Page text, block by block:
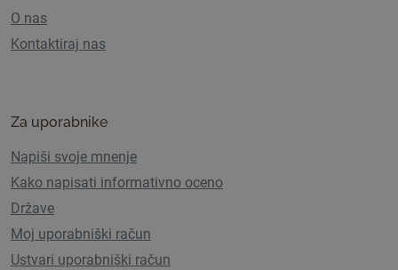
O nas
Kontaktiraj nas
Za uporabnike
Napiši svoje mnenje
Kako napisati informativno oceno
Države
Moj uporabniški račun
Ustvari uporabniški račun